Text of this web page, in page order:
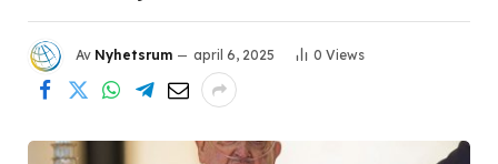
Av Nyhetsrum april 6, 2025 0 Views